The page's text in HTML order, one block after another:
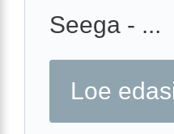
Seega - ...
Loe